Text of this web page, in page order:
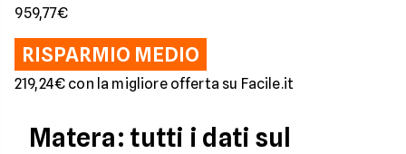
959,77€
RISPARMIO MEDIO
219,24€ con la migliore offerta su Facile.it
Matera: tutti i dati sul